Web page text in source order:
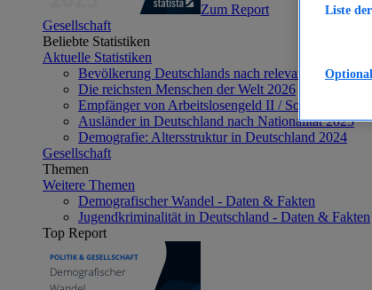
Zum Report
Gesellschaft
Beliebte Statistiken
Aktuelle Statistiken
Bevölkerung Deutschlands nach relevanten
Die reichsten Menschen der Welt 2026
Empfänger von Arbeitslosengeld II / Sozialgeld /
Ausländer in Deutschland nach Nationalität 2025
Demografie: Altersstruktur in Deutschland 2024
Gesellschaft
Themen
Weitere Themen
Demografischer Wandel - Daten & Fakten
Jugendkriminalität in Deutschland - Daten & Fakten
Top Report
Liste